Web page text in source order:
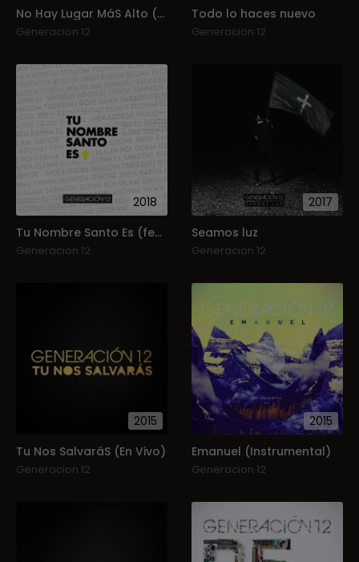
No Hay Lugar MáS Alto (Single)
Generacion 12
Todo lo haces nuevo
Generacion 12
2018
Tu Nombre Santo Es (feat. Miel San Marcos) (Single)
Generacion 12
2017
Seamos luz
Generacion 12
2015
Tu Nos SalvaráS (En Vivo)
Generacion 12
2015
Emanuel (Instrumental)
Generacion 12